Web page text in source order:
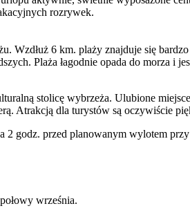
rozrywek.
Wzdłuż 6 km. plaży znajduje się
Plaża łagodnie opada do morza i
stolicę wybrzeża. Ulubione
Atrakcją dla turystów są oczywiście
2 godz. przed planowanym wylotem
września.